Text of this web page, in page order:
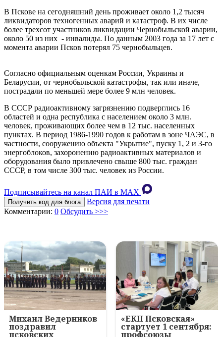
В Пскове на сегодняшний день проживает около 1,2 тысяч
ликвидаторов техногенных аварий и катастроф. В их числе
более трехсот участников ликвидации Чернобыльской аварии,
около 50 из них - инвалиды. По данным 2003 года за 17 лет с
момента аварии Псков потерял 75 чернобыльцев.
Согласно официальным оценкам России, Украины и
Беларусии, от чернобыльской катастрофы, так или иначе,
пострадали по меньшей мере более 9 млн человек.
В СССР радиоактивному загрязнению подверглись 16
областей и одна республика с населением около 3 млн.
человек, проживающих более чем в 12 тыс. населенных
пунктах. В период 1986-1990 годов к работам в зоне ЧАЭС, в
частности, сооружению объекта "Укрытие", пуску 1, 2 и 3-го
энергоблоков, захоронению радиоактивных материалов и
оборудования было привлечено свыше 800 тыс. граждан
СССР, в том числе 300 тыс. человек из России.
Подписывайтесь на канал ПАИ в MAХ
Получить код для блога
Версия для печати
Комментарии: 0 Обсудить >>>
Михаил Ведерников
поздравил
псковских
«ЕКП Псковская»
стартует 1 сентября:
профсоюзы